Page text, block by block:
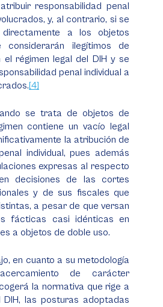
responsabilidad penal
y, al contrario, si se
directamente a los objetos
ilegítimos de
régimen legal del DIH y se
penal individual a
[4]
se trata de objetos de
contiene un vacío legal
la atribución de
individual, pues además
expresas al respecto
decisiones de las cortes
y de sus fiscales que
a pesar de que versan
fácticas casi idénticas en
a objetos de doble uso.
en cuanto a su metodología
de carácter
la normativa que rige a
las posturas adoptadas